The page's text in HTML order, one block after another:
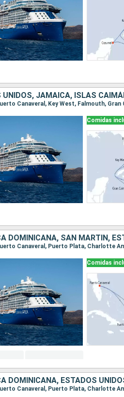
UNIDOS, JAMAICA, ISLAS
Canaveral, Key West, Falmouth, Gran
Comidas
DOMINICANA, SAN MARTÍN,
Canaveral, Puerto Plata, Charlotte
Comidas
DOMINICANA, ESTADOS